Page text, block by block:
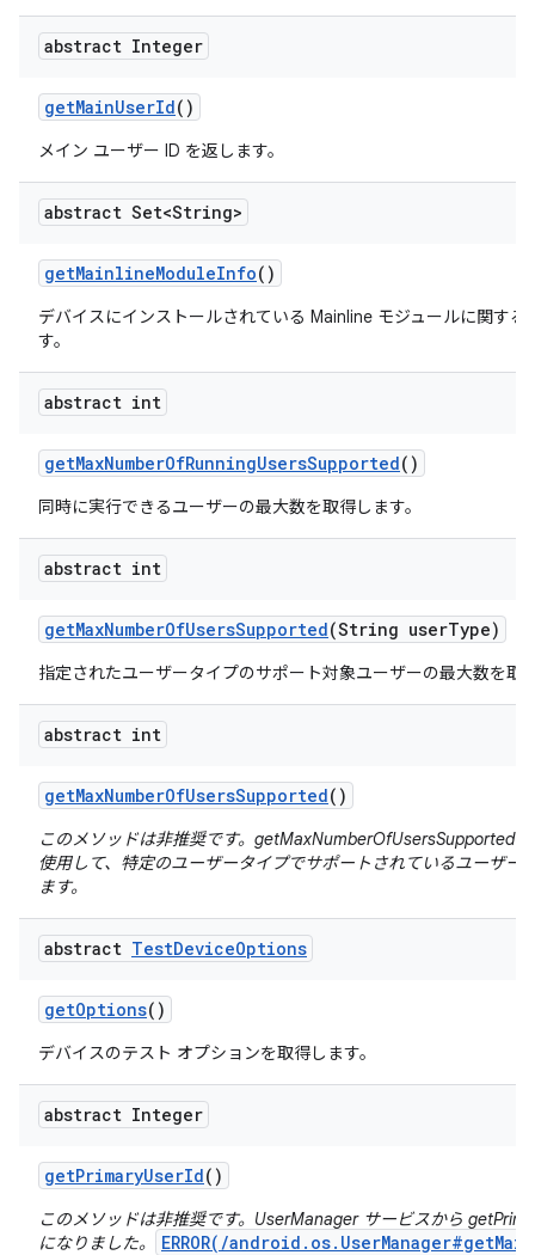
abstract Integer
getMainUserId()
メイン ユーザー ID を返します。
abstract Set<String>
getMainlineModuleInfo()
デバイスにインストールされている Mainline モジュールに関する
す。
abstract int
getMaxNumberOfRunningUsersSupported()
同時に実行できるユーザーの最大数を取得します。
abstract int
getMaxNumberOfUsersSupported(String userType)
指定されたユーザータイプのサポート対象ユーザーの最大数を取
abstract int
getMaxNumberOfUsersSupported()
このメソッドは非推奨です。
使用して、特定のユーザータイプでサポートされているユーザー
ます。
abstract TestDeviceOptions
getOptions()
デバイスのテスト オプションを取得します。
abstract Integer
getPrimaryUserId()
このメソッドは非推奨です。UserManager サービスから
になりました。
ERROR(/